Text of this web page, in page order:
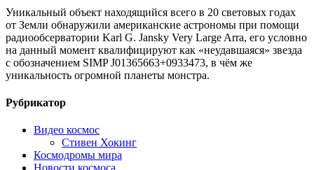
Уникальный объект находящийся всего в 20 световых годах
от Земли обнаружили американские астрономы при помощи
радиообсерватории Karl G. Jansky Very Large Arra, его условно
на данный момент квалифицируют как «неудавшаяся» звезда
с обозначением SIMP J01365663+0933473, в чём же
уникальность огромной планеты монстра.
Рубрикатор
Видео космос
Стивен Хокинг
Космодромы мира